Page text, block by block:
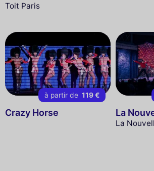
Toit Paris
à partir de 119 €
Crazy Horse La
La